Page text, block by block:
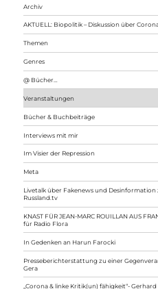
Archiv
AKTUELL: Biopolitik – Diskussion über
Themen
Genres
@ Bücher…
Veranstaltungen
Bücher & Buchbeiträge
Interviews mit mir
Im Visier der Repression
Meta
Livetalk über Fakenews und
Russland.tv
KNAST FÜR JEAN-MARC ROUILLAN AUS
für Radio Flora
In Gedenken an Harun Farocki
Presseberichterstattung zu einer
Gera
„Corona & linke Kritik(un) fähigkeit“-